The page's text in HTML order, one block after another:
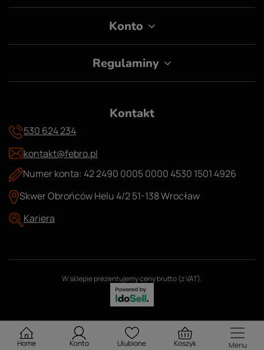
Konto
Regulaminy
Kontakt
530 624 234
kontakt@febro.pl
Numer konta: 42 2490 0005 0000 4530 1501 4926
Skwer Obrońców Helu 4/2 51-138 Wrocław
Kariera
W sklepie prezentujemy ceny brutto (z VAT).
Home Konto Ulubione Koszyk Menu